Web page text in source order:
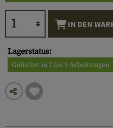
IN DEN
Lagerstatus:
Geliefert in 7 bis 9 Arbeitstagen